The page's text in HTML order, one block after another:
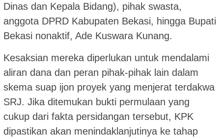
Dinas dan Kepala Bidang), pihak swasta,
anggota DPRD Kabupaten Bekasi, hingga Bupati
Bekasi nonaktif, Ade Kuswara Kunang.
Kesaksian mereka diperlukan untuk mendalami
aliran dana dan peran pihak-pihak lain dalam
skema suap ijon proyek yang menjerat terdakwa
SRJ. Jika ditemukan bukti permulaan yang
cukup dari fakta persidangan tersebut, KPK
dipastikan akan menindaklanjutinya ke tahap